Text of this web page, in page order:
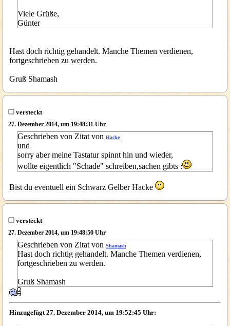
Viele Grüße,
Günter
Hast doch richtig gehandelt. Manche Themen verdienen,
fortgeschrieben zu werden.
Gruß Shamash
versteckt
27. Dezember 2014, um 19:48:31 Uhr
Geschrieben von Zitat von Hacke
und
sorry aber meine Tastatur spinnt hin und wieder,
wollte eigentlich "Schade" schreiben,sachen gibts :
Bist du eventuell ein Schwarz Gelber Hacke
versteckt
27. Dezember 2014, um 19:48:50 Uhr
Geschrieben von Zitat von Shamash
Hast doch richtig gehandelt. Manche Themen verdienen,
fortgeschrieben zu werden.
Gruß Shamash
Hinzugefügt 27. Dezember 2014, um 19:52:45 Uhr: